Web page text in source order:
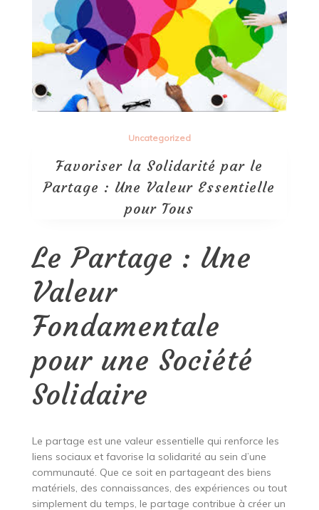
Uncategorized
Favoriser la Solidarité par le
Partage : Une Valeur Essentielle
pour Tous
Le Partage : Une
Valeur
Fondamentale
pour une Société
Solidaire
Le partage est une valeur essentielle qui renforce les
liens sociaux et favorise la solidarité au sein d’une
communauté. Que ce soit en partageant des biens
matériels, des connaissances, des expériences ou tout
simplement du temps, le partage contribue à créer un